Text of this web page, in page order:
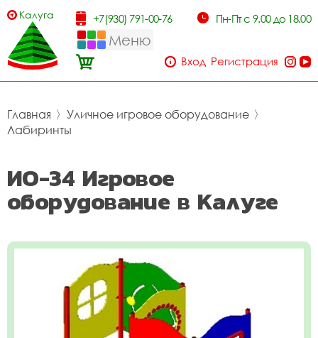
Калуга +7(930) 791-00-76 Пн-Пт с 9.00 до 18.00
Меню
Вход Регистрация
Главная 〉 Уличное игровое оборудование 〉
Лабиринты
ИО-34 Игровое
оборудование в Калуге